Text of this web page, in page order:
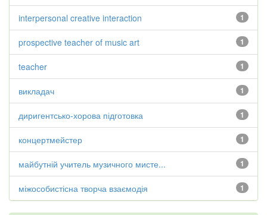
1
interpersonal creative interaction
1
prospective teacher of music art
1
teacher
1
викладач
1
диригентсько-хорова підготовка
1
концертмейстер
1
майбутній учитель музичного мисте...
1
міжособистісна творча взаємодія